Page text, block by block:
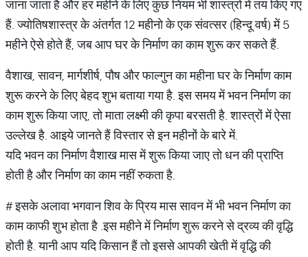
जाना जाता है और हर महीने के लिए कुछ नियम भी शास्त्रों में तय किए गए
हैं. ज्योतिषशास्त्र के अंतर्गत 12 महीनो के एक संवत्सर (हिन्दू वर्ष) में 5
महीने ऐसे होते हैं, जब आप घर के निर्माण का काम शुरू कर सकते हैं.
वैशाख, सावन, मार्गशीर्ष, पौष और फाल्गुन का महीना घर के निर्माण काम
शुरू करने के लिए बेहद शुभ बताया गया है. इस समय में भवन निर्माण का
काम शुरू किया जाए, तो माता लक्ष्मी की कृपा बरसती है. शास्त्रों में ऐसा
उल्लेख है. आइये जानते हैं विस्तार से इन महीनों के बारे में.
यदि भवन का निर्माण वैशाख मास में शुरू किया जाए तो धन की प्राप्ति
होती है और निर्माण का काम नहीं रुकता है.
# इसके अलावा भगवान शिव के प्रिय मास सावन में भी भवन निर्माण का
काम काफी शुभ होता है .इस महीने में निर्माण शुरू करने से द्रव्य की वृद्धि
होती है. यानी आप यदि किसान हैं तो इससे आपकी खेती में वृद्धि की